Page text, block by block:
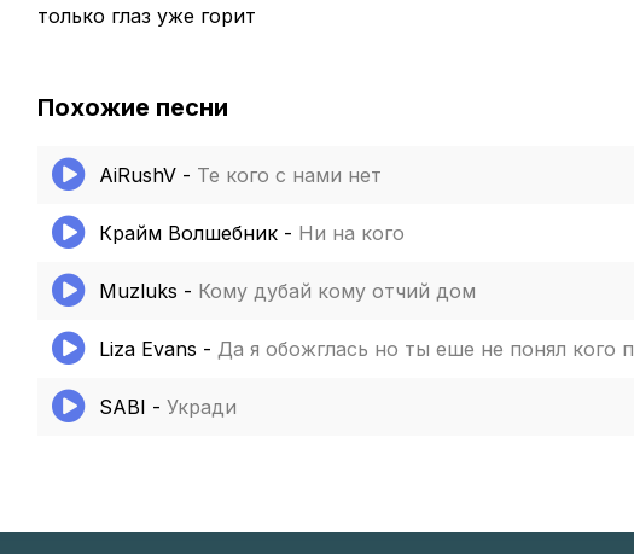
только глаз уже горит
Похожие песни
AiRushV - Те кого с нами нет
Крайм Волшебник - Ни на кого
Muzluks - Кому дубай кому отчий дом
Liza Evans - Да я обожглась но ты еше не понял кого
SABI - Укради